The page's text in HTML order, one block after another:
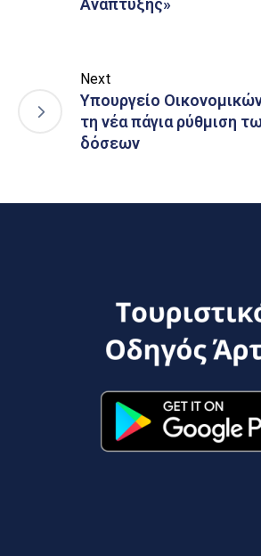
Ανάπτυξης»
Next
Υπουργείο
τη νέα πάγια ρύθμιση
δόσεων